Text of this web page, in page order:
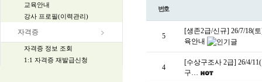
교육안내
강사 프로필(이력관리)
자격증
자격증 정보 조회
1:1 자격증 재발급신청
번호
5
[생존2급/신규] 26/7/18(
육안내
4
[수상구조사 2급] 26/4/
구…